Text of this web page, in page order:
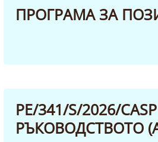
ПРОГРАМА ЗА
PE/341/S/2026/
РЪКОВОДСТВОТО